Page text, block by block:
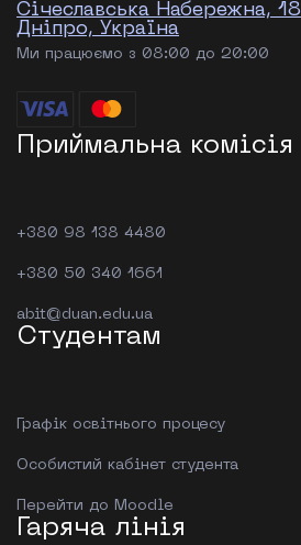
Січеславська Набережна, 18
Дніпро, Україна
Ми працюємо з 08:00 до 20:00
Приймальна комісія
+380 98 138 4480
+380 50 340 1661
abit@duan.edu.ua
Студентам
Графік освітнього процесу
Особистий кабінет студента
Перейти до Moodle
Гаряча лінія